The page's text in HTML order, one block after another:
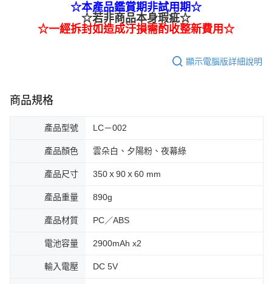
☆本產品鑑賞期非試用期☆
☆若非商品本身瑕疵☆
☆一經拆封如造成汙損需酌收整新費用☆
顯示電腦版詳細說明
商品規格
產品型號 LC－002
產品顏色 雲朵白、夕陽粉、夜幕綠
產品尺寸 350ｘ90ｘ60 mm
產品重量 890g
產品材質 PC／ABS
電池容量 2900mAh x2
輸入電壓 DC 5V